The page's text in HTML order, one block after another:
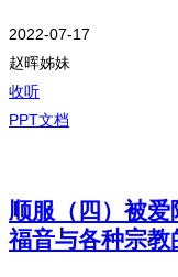
2022-07-17
赵晖姊妹
收听
PPT文档
顺服（四）被爱
福音与各种宗教